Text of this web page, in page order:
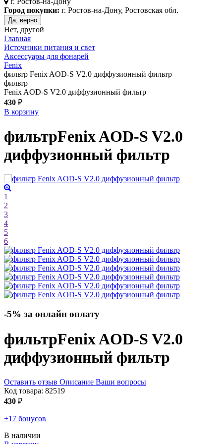
Город покупки: г. Ростов-на-Дону, Ростовская обл.
Да, верно
Нет, другой
Главная
Источники питания и свет
Аксессуары для фонарей
Fenix
фильтр Fenix AOD-S V2.0 диффузионный фильтр
фильтр
Fenix AOD-S V2.0 диффузионный фильтр
430 ₽
В корзину
фильтрFenix AOD-S V2.0
диффузионный фильтр
1
2
3
4
5
6
-5% за онлайн оплату
фильтрFenix AOD-S V2.0
диффузионный фильтр
Оставить отзыв Описание Ваши вопросы
Код товара: 82519
430 ₽
+17 бонусов
В наличии